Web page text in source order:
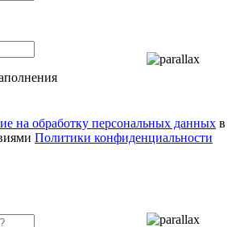
на обработку персональных данных в
Политики конфиденциальности